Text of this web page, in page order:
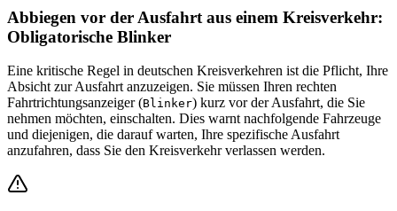
Abbiegen vor der Ausfahrt aus einem Kreisverkehr:
Obligatorische Blinker
Eine kritische Regel in deutschen Kreisverkehren ist die Pflicht, Ihre
Absicht zur Ausfahrt anzuzeigen. Sie müssen Ihren rechten
Fahrtrichtungsanzeiger (Blinker) kurz vor der Ausfahrt, die Sie
nehmen möchten, einschalten. Dies warnt nachfolgende Fahrzeuge
und diejenigen, die darauf warten, Ihre spezifische Ausfahrt
anzufahren, dass Sie den Kreisverkehr verlassen werden.